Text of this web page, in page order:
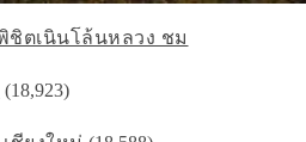
ชิตเนินโล้นหลวง ชม
(18,923)